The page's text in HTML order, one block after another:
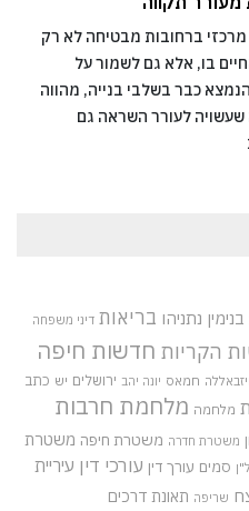
מרכזי ברחובות מבטיחה לא רק
בו, אלא גם לשמור על
כבר בשלבי בנייה, מהווה
שעשויה לעורר השראה גם
בנימין נתניהו בריאות דיני משפחה
הקריות חדשות חיפה
חמאס יונה יהב ירושלים יש כתב
מלחמה מלחמת חרבות
משטרת חדרה משטרת חיפה משטרת
סמים עורך דין עורכי דין עיריית
שריפה תאונת דרכים